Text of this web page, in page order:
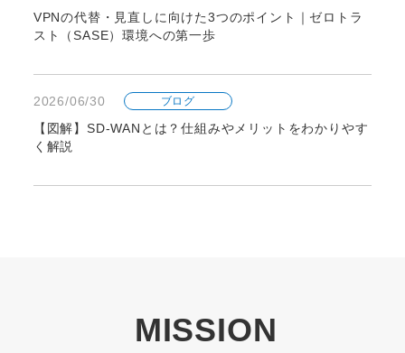
VPNの代替・見直しに向けた3つのポイント｜ゼロトラ
スト（SASE）環境への第一歩
2026/06/30 ブログ
【図解】SD-WANとは？仕組みやメリットをわかりやす
く解説
MISSION